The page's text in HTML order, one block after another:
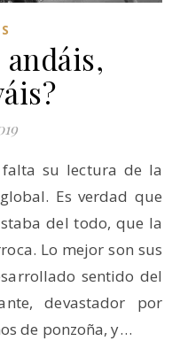
Es verdad que
del todo, que la
Lo mejor son sus
sentido del
devastador por
de ponzoña, y…